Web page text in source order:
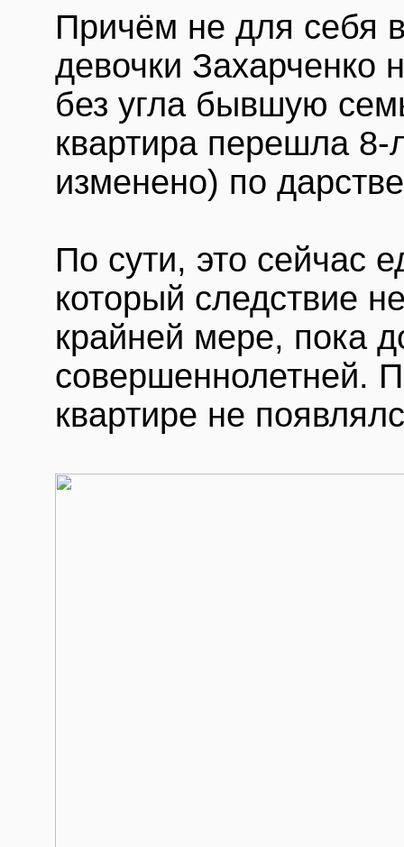
Причём не для себя
девочки Захарченко
без угла бывшую
квартира перешла 8-
изменено) по
По сути, это сейчас
который следствие
крайней мере, пока
совершеннолетней.
квартире не